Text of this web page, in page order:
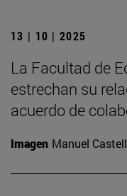
13 | 10 | 2025
La Facultad de
estrechan su
acuerdo de
Imagen Manuel